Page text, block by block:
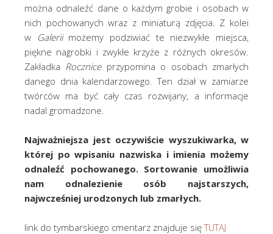
można odnaleźć dane o każdym grobie i osobach w
nich pochowanych wraz z miniaturą zdjęcia. Z kolei
w Galeriimożemy podziwiać te niezwykłe miejsca,
piękne nagrobki i zwykłe krzyże z różnych okresów.
Zakładka Roczniceprzypomina o osobach zmarłych
danego dnia kalendarzowego. Ten dział w zamiarze
twórców ma być cały czas rozwijany, a informacje
nadal gromadzone.
Najważniejsza jest oczywiście wyszukiwarka, w
której po wpisaniu nazwiska i imienia możemy
odnaleźć pochowanego. Sortowanie umożliwia
nam odnalezienie osób najstarszych,
najwcześniej urodzonych lub zmarłych.
link do tymbarskiego cmentarz znajduje sięTUTAJ